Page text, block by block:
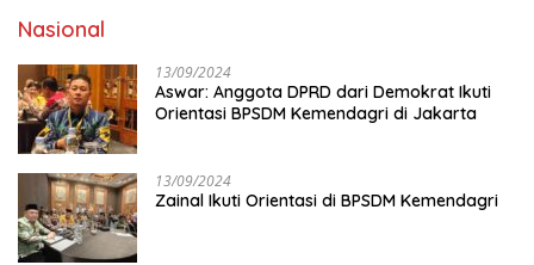
Nasional
13/09/2024
Aswar: Anggota DPRD dari Demokrat Ikuti
Orientasi BPSDM Kemendagri di Jakarta
13/09/2024
Zainal Ikuti Orientasi di BPSDM Kemendagri